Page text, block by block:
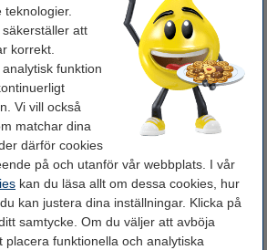
att
korrekt.
funktion
Vi vill också
matchar dina
därför cookies
på och utanför vår webbplats. I vår
kan du läsa allt om dessa cookies, hur
kan justera dina inställningar. Klicka på
samtycke. Om du väljer att avböja
placera funktionella och analytiska
Sekretessfilter Färg: Mått: 487 x 274 mm
beskrivningen
123ink.
Beställ